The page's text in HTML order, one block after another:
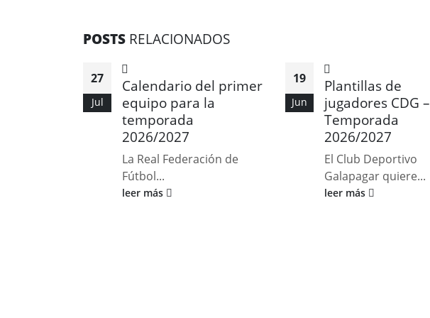
POSTS RELACIONADOS
27
Jul
Calendario del primer
equipo para la
temporada
2026/2027
La Real Federación de
Fútbol...
leer más
19
Jun
Plantillas de
jugadores CDG –
Temporada
2026/2027
El Club Deportivo
Galapagar quiere...
leer más